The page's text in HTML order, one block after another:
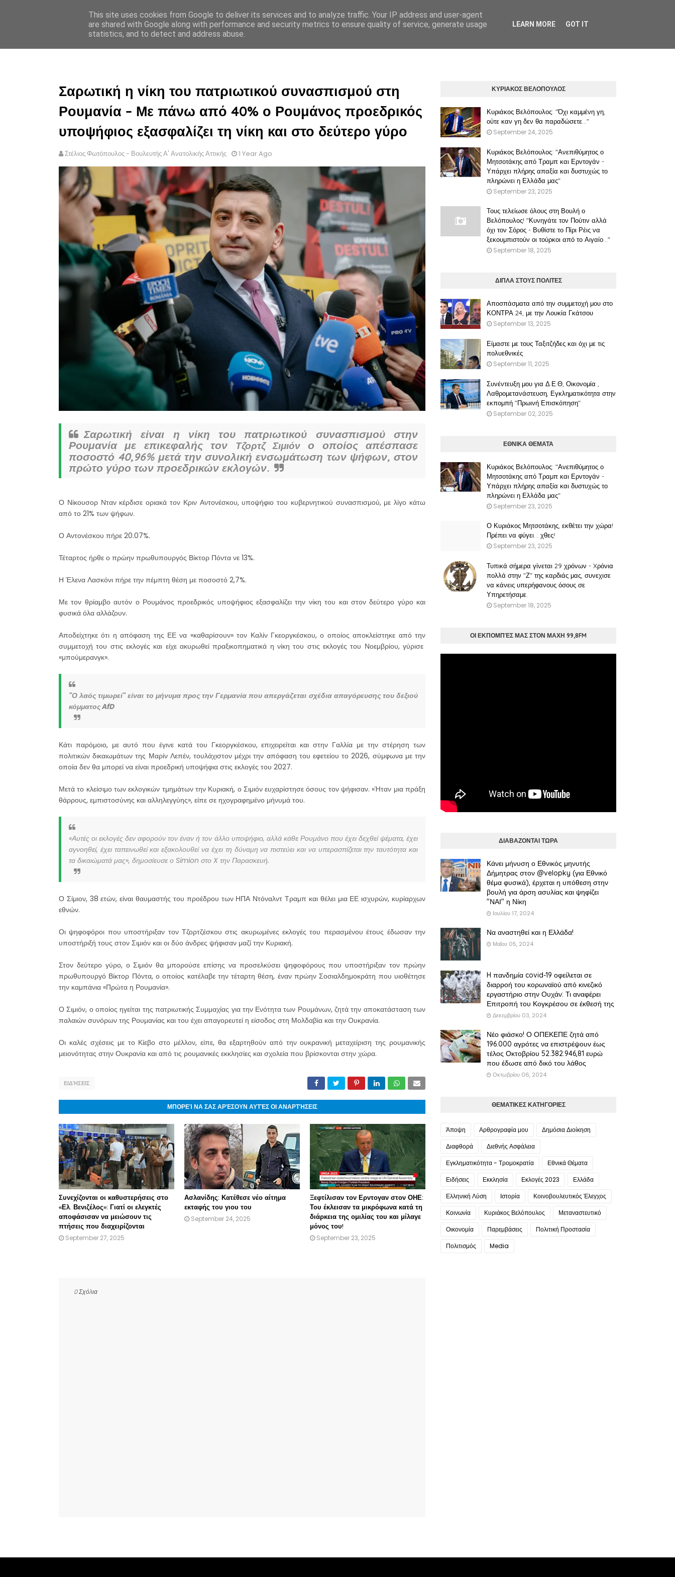
ΣΤΕΛΙΟΣ ΦΩΤΟΠΟΥΛΟΣ
Σαρωτική η νίκη του πατριωτικού συνασπισμού στη
Ρουμανία – Με πάνω από 40% ο Ρουμάνος προεδρικός
υποψήφιος εξασφαλίζει τη νίκη και στο δεύτερο γύρο
Στέλιος Φωτόπουλος - Βουλευτής Α' Ανατολικής Αττικής 1 Year Ago
Σαρωτική είναι η νίκη του πατριωτικού συνασπισμού στην
Ρουμανία με επικεφαλής τον
Τζορτζ Σιμιόνο οποίος απέσπασε
ποσοστό 40,96% μετά την συνολική ενσωμάτωση των ψήφων, στον
πρώτο γύρο των προεδρικών εκλογών.
Ο Νίκουσορ Νταν κέρδισε οριακά τον Κριν Αντονέσκου, υποψήφιο του κυβερνητικού συνασπισμού, με λίγο κάτω
από το 21% των ψήφων.
Ο Αντονέσκου πήρε 20.07%.
Τέταρτος ήρθε ο πρώην πρωθυπουργός Βίκτορ Πόντα νε 13%.
Η Έλενα Λασκόνι πήρε την πέμπτη θέση με ποσοστό 2,7%.
Με τον θρίαμβο αυτόν ο Ρουμάνος προεδρικός υποψήφιος εξασφαλίζει την νίκη του και στον δεύτερο γύρο και
φυσικά όλα αλλάζουν.
Αποδείχτηκε ότι η απόφαση της ΕΕ να «καθαρίσουν» τον Καλίν Γκεοργκέσκου, ο οποίος αποκλείστηκε από την
συμμετοχή του στις εκλογές και είχε ακυρωθεί πραξικοπηματικά η νίκη του στις εκλογές του Νοεμβρίου, γύρισε
«μπούμερανγκ».
"Ο λαός τιμωρεί" είναι το μήνυμα προς την Γερμανία που απεργάζεται σχέδια απαγόρευσης του δεξιού
κόμματος AfD
Κάτι παρόμοιο, με αυτό που έγινε κατά του Γκεοργκέσκου, επιχειρείται και στην Γαλλία με την στέρηση των
πολιτικών δικαιωμάτων της Μαρίν Λεπέν, τουλάχιστον μέχρι την απόφαση του εφετείου το 2026, σύμφωνα με την
οποία δεν θα μπορεί να είναι προεδρική υποψήφια στις εκλογές του 2027.
Μετά το κλείσιμο των εκλογικών τμημάτων την Κυριακή, ο Σιμιόν ευχαρίστησε όσους τον ψήφισαν. «Ήταν μια πράξη
θάρρους, εμπιστοσύνης και αλληλεγγύης», είπε σε ηχογραφημένο μήνυμά του.
«Αυτές οι εκλογές δεν αφορούν τον έναν ή τον άλλο υποψήφιο, αλλά κάθε Ρουμάνο που έχει δεχθεί ψέματα, έχει
αγνοηθεί, έχει ταπεινωθεί και εξακολουθεί να έχει τη δύναμη να πιστεύει και να υπερασπίζεται την ταυτότητα και
τα δικαιώματά μας», δημοσίευσε ο Simion στο X την Παρασκευή.
Ο Σίμιον, 38 ετών, είναι θαυμαστής του προέδρου των ΗΠΑ Ντόναλντ Τραμπ και θέλει μια ΕΕ ισχυρών, κυρίαρχων
εθνών.
Οι ψηφοφόροι που υποστήριξαν τον Τζορτζέσκου στις ακυρωμένες εκλογές του περασμένου έτους έδωσαν την
υποστήριξή τους στον Σιμιόν και οι δύο άνδρες ψήφισαν μαζί την Κυριακή.
Στον δεύτερο γύρο, ο Σιμιόν θα μπορούσε επίσης να προσελκύσει ψηφοφόρους που υποστήριξαν τον πρώην
πρωθυπουργό Βίκτορ Πόντα, ο οποίος κατέλαβε την τέταρτη θέση, έναν πρώην Σοσιαλδημοκράτη που υιοθέτησε
την καμπάνια «Πρώτα η Ρουμανία».
Ο Σιμιόν, ο οποίος ηγείται της πατριωτικής Συμμαχίας για την Ενότητα των Ρουμάνων, ζητά την αποκατάσταση των
παλαιών συνόρων της Ρουμανίας και του έχει απαγορευτεί η είσοδος στη Μολδαβία και την Ουκρανία.
Οι καλές σχέσεις με το Κίεβο στο μέλλον, είπε, θα εξαρτηθούν από την ουκρανική μεταχείριση της ρουμανικής
μειονότητας στην Ουκρανία και από τις ρουμανικές εκκλησίες και σχολεία που βρίσκονται στην χώρα.
ΕΙΔΉΣΕΙΣ
ΜΠΟΡΕΊ ΝΑ ΣΑΣ ΑΡΈΣΟΥΝ ΑΥΤΈΣ ΟΙ ΑΝΑΡΤΉΣΕΙΣ
Συνεχίζονται οι καθυστερήσεις στο
«Ελ. Βενιζέλος»: Γιατί οι ελεγκτές
αποφάσισαν να μειώσουν τις
πτήσεις που διαχειρίζονται
September 27, 2025
Ασλανίδης: Κατέθεσε νέο αίτημα
εκταφής του γιου του
September 24, 2025
Ξεφτίλισαν τον Ερντογαν στον ΟΗΕ:
Του έκλεισαν τα μικρόφωνα κατά τη
διάρκεια της ομιλίας του και μίλαγε
μόνος του!
September 23, 2025
0 Σχόλια
ΚΥΡΙΑΚΟΣ ΒΕΛΟΠΟΥΛΟΣ
Κυριάκος Βελόπουλος: "Όχι καμμένη γη,
ούτε καν γη δεν θα παραδώσετε..."
September 24, 2025
Κυριάκος Βελόπουλος: "Ανεπιθύμητος ο
Μητσοτάκης από Τραμπ και Ερντογάν -
Υπάρχει πλήρης απαξία και δυστυχώς το
πληρώνει η Ελλάδα μας"
September 23, 2025
Τους τελείωσε όλους στη Βουλή ο
Βελόπουλος! "Κυνηγάτε τον Πούτιν αλλά
όχι τον Σόρος - Βυθίστε το Πίρι Ρέις να
ξεκουμπιστούν οι τούρκοι από το Αιγαίο..."
September 18, 2025
ΔΙΠΛΑ ΣΤΟΥΣ ΠΟΛΙΤΕΣ
Αποσπάσματα από την συμμετοχή μου στο
ΚΟΝΤΡΑ 24, με την Λουκία Γκάτσου
September 13, 2025
Είμαστε με τους Ταξιτζήδες και όχι με τις
πολυεθνικές
September 11, 2025
Συνέντευξη μου για Δ.Ε.Θ, Οικονομία ,
Λαθρομετανάστευση, Εγκληματικότητα στην
εκπομπή "Πρωινή Επισκόπηση"
September 02, 2025
ΕΘΝΙΚΑ ΘΕΜΑΤΑ
Κυριάκος Βελόπουλος: "Ανεπιθύμητος ο
Μητσοτάκης από Τραμπ και Ερντογάν -
Υπάρχει πλήρης απαξία και δυστυχώς το
πληρώνει η Ελλάδα μας"
September 23, 2025
Ο Κυριάκος Μητσοτάκης, εκθέτει την χώρα!
Πρέπει να φύγει… χθες!
September 23, 2025
Τυπικά σήμερα γίνεται 29 χρόνων - Xρόνια
πολλά στην "Ζ" της καρδιάς μας, συνεχισε
να κάνεις υπερήφανους όσους σε
Υπηρετήσαμε.
September 18, 2025
ΟΙ ΕΚΠΟΜΠΈΣ ΜΑΣ ΣΤΟΝ ΜΑΧΗ 99,8FM
ΔΙΑΒΑΖΟΝΤΑΙ ΤΩΡΑ
Κάνει μήνυση ο Εθνικός μηνυτής
Δήμητρας στον @velopky (για Εθνικό
θέμα φυσικά), έρχεται η υπόθεση στην
βουλή για άρση ασυλίας και ψηφίζει
"ΝΑΙ" η Νίκη
Ιουλίου 17, 2024
Να αναστηθεί και η Ελλάδα!
Μαΐου 05, 2024
H πανδημία covid-19 οφείλεται σε
διαρροή του κορωναϊού από κινεζικό
εργαστήριο στην Ουχάν: Τι αναφέρει
Επιτροπή του Κογκρέσου σε έκθεσή της
Δεκεμβρίου 03, 2024
Νέο φιάσκο! Ο ΟΠΕΚΕΠΕ ζητά από
196.000 αγρότες να επιστρέψουν έως
τέλος Οκτοβρίου 52.382.946,81 ευρώ
που έδωσε από δικό του λάθος
Οκτωβρίου 06, 2024
ΘΕΜΑΤΙΚΕΣ ΚΑΤΗΓΟΡΙΕΣ
Άποψη Αρθρογραφία μου
Δημόσια Διοίκηση
Διαφθορά
Διεθνής Ασφάλεια
Εγκληματικότητα - Τρομοκρατία
Εθνικά Θέματα
Ειδήσεις
Εκκλησία Εκλογές 2023
Ελλάδα
Ελληνική Λύση
Ιστορία
Κοινοβουλευτικός Έλεγχος
Κοινωνία
Κυριάκος Βελόπουλος
Μεταναστευτικό
Οικονομία
Παρεμβάσεις
Πολιτική Προστασία
Πολιτισμός
Media
This site uses cookies from Google to deliver its services and to analyze traffic. Your IP address and user-agent
are shared with Google along with performance and security metrics to ensure quality of service, generate usage
statistics, and to detect and address abuse.
LEARN MORE GOT IT